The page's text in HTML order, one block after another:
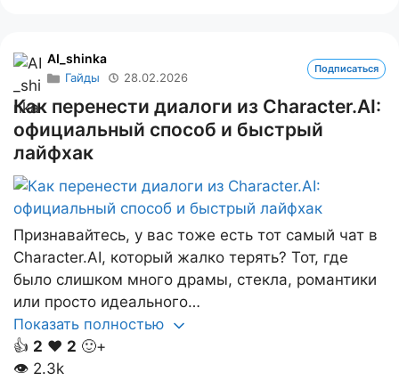
AI_shinka
Гайды 28.02.2026
Подписаться
Как перенести диалоги из Character.AI:
официальный способ и быстрый
лайфхак
Признавайтесь, у вас тоже есть тот самый чат в
Character.AI, который жалко терять? Тот, где
было слишком много драмы, стекла, романтики
или просто идеального…
Показать полностью
👍 2 ❤️ 2 🙂+
👁 2.3k